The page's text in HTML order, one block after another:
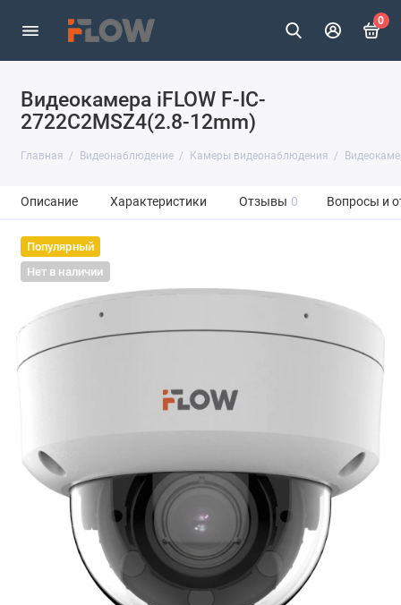
0
Видеокамера iFLOW F-IC-
2722C2MSZ4(2.8-12mm)
Главная Видеонаблюдение Камеры видеонаблюдения
Описание Характеристики Отзывы 0 Вопросы и
Популярный
Нет в наличии